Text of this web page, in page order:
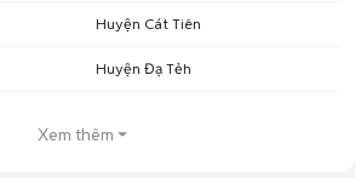
Huyện Cát Tiên
Huyện Đạ Tẻh
Xem thêm